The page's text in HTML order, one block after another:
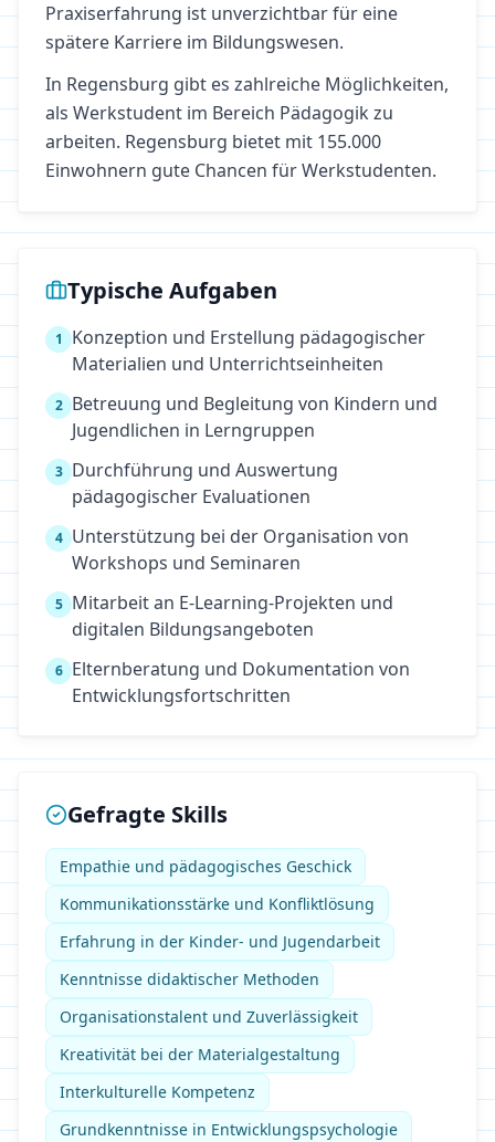
Praxiserfahrung ist unverzichtbar für eine
spätere Karriere im Bildungswesen.
In Regensburg gibt es zahlreiche Möglichkeiten,
als Werkstudent im Bereich Pädagogik zu
arbeiten. Regensburg bietet mit 155.000
Einwohnern gute Chancen für Werkstudenten.
Typische Aufgaben
1
Konzeption und Erstellung pädagogischer
Materialien und Unterrichtseinheiten
2 Betreuung und Begleitung von Kindern und
Jugendlichen in Lerngruppen
3 Durchführung und Auswertung
pädagogischer Evaluationen
4 Unterstützung bei der Organisation von
Workshops und Seminaren
5 Mitarbeit an E-Learning-Projekten und
digitalen Bildungsangeboten
6 Elternberatung und Dokumentation von
Entwicklungsfortschritten
Gefragte Skills
Empathie und pädagogisches Geschick
Kommunikationsstärke und Konfliktlösung
Erfahrung in der Kinder- und Jugendarbeit
Kenntnisse didaktischer Methoden
Organisationstalent und Zuverlässigkeit
Kreativität bei der Materialgestaltung
Interkulturelle Kompetenz
Grundkenntnisse in Entwicklungspsychologie